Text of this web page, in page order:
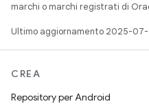
marchi o marchi registrati di
Ultimo aggiornamento 2025-07-
CREA
Repository per Android